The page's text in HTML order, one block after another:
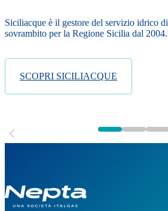
Siciliacque è il gestore del servizio idrico di
sovrambito per la Regione Sicilia dal 2004.
SCOPRI SICILIACQUE